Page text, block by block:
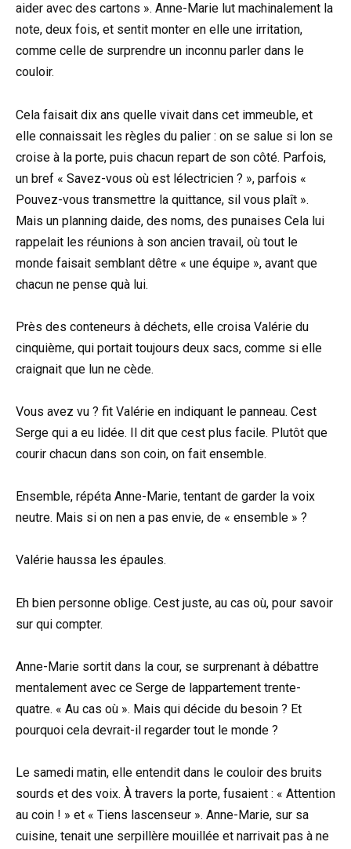
aider avec des cartons ». Anne-Marie lut machinalement la
note, deux fois, et sentit monter en elle une irritation,
comme celle de surprendre un inconnu parler dans le
couloir.
Cela faisait dix ans quelle vivait dans cet immeuble, et
elle connaissait les règles du palier : on se salue si lon se
croise à la porte, puis chacun repart de son côté. Parfois,
un bref « Savez-vous où est lélectricien ? », parfois «
Pouvez-vous transmettre la quittance, sil vous plaît ».
Mais un planning daide, des noms, des punaises Cela lui
rappelait les réunions à son ancien travail, où tout le
monde faisait semblant dêtre « une équipe », avant que
chacun ne pense quà lui.
Près des conteneurs à déchets, elle croisa Valérie du
cinquième, qui portait toujours deux sacs, comme si elle
craignait que lun ne cède.
Vous avez vu ? fit Valérie en indiquant le panneau. Cest
Serge qui a eu lidée. Il dit que cest plus facile. Plutôt que
courir chacun dans son coin, on fait ensemble.
Ensemble, répéta Anne-Marie, tentant de garder la voix
neutre. Mais si on nen a pas envie, de « ensemble » ?
Valérie haussa les épaules.
Eh bien personne oblige. Cest juste, au cas où, pour savoir
sur qui compter.
Anne-Marie sortit dans la cour, se surprenant à débattre
mentalement avec ce Serge de lappartement trente-
quatre. « Au cas où ». Mais qui décide du besoin ? Et
pourquoi cela devrait-il regarder tout le monde ?
Le samedi matin, elle entendit dans le couloir des bruits
sourds et des voix. À travers la porte, fusaient : « Attention
au coin ! » et « Tiens lascenseur ». Anne-Marie, sur sa
cuisine, tenait une serpillère mouillée et narrivait pas à ne